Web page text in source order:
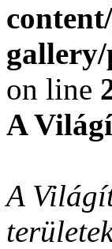
gallery/
on line
A
A